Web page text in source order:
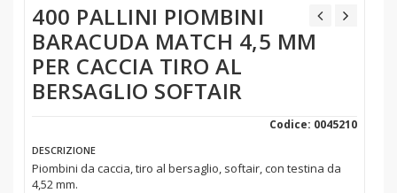
400 PALLINI PIOMBINI
BARACUDA MATCH 4,5 MM
PER CACCIA TIRO AL
BERSAGLIO SOFTAIR
Codice: 0045210
DESCRIZIONE
Piombini da caccia, tiro al bersaglio, softair, con testina da
4,52 mm.